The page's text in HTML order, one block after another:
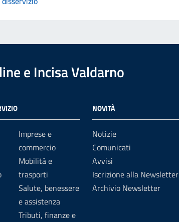
e Incisa Valdarno
Imprese e
commercio
Mobilità e
trasporti
Salute, benessere
e assistenza
Tributi, finanze e
NOVITÀ
Notizie
Comunicati
Avvisi
Iscrizione alla Newsletter
Archivio Newsletter